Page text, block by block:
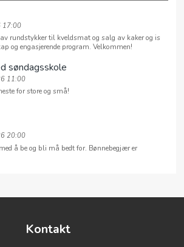
17:00
rundstykker til kveldsmat og salg av kaker og is
og engasjerende program. Velkommen!
søndagsskole
11:00
for store og små!
20:00
å be og bli må bedt for. Bønnebegjær er
Kontakt